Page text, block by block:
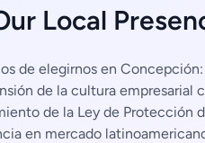
Local
de elegirnos en Concepción:
de la cultura empresarial
de la Ley de Protección
en mercado